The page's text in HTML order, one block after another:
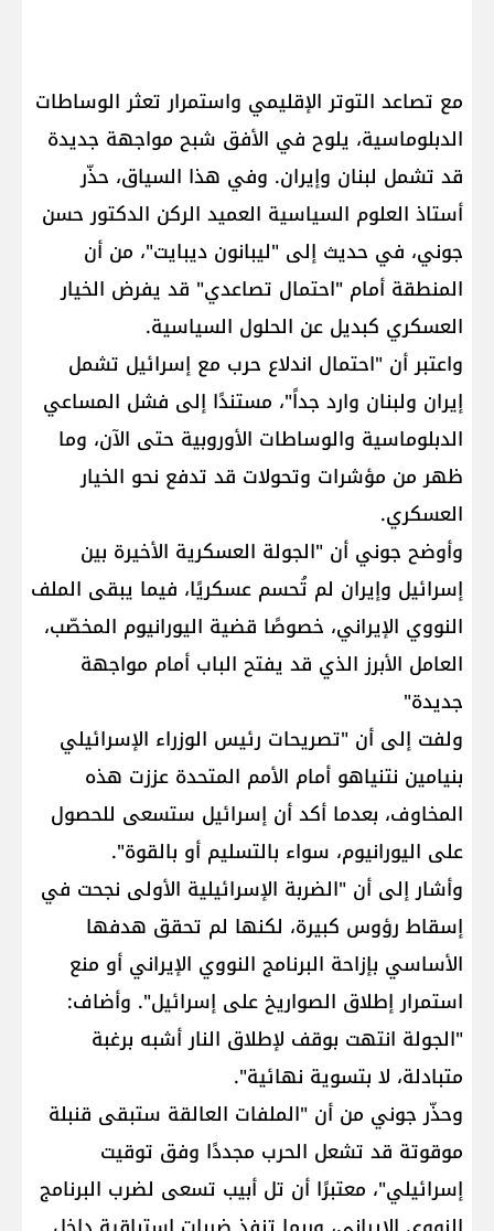
مع تصاعد التوتر الإقليمي واستمرار تعثر الوساطات
الدبلوماسية، يلوح في الأفق شبح مواجهة جديدة
قد تشمل لبنان وإيران. وفي هذا السياق، حذّر
أستاذ العلوم السياسية العميد الركن الدكتور حسن
جوني، في حديث إلى "ليبانون ديبايت"، من أن
المنطقة أمام "احتمال تصاعدي" قد يفرض الخيار
العسكري كبديل عن الحلول السياسية.
واعتبر أن "احتمال اندلاع حرب مع إسرائيل تشمل
إيران ولبنان وارد جداً"، مستندًا إلى فشل المساعي
الدبلوماسية والوساطات الأوروبية حتى الآن، وما
ظهر من مؤشرات وتحولات قد تدفع نحو الخيار
العسكري.
وأوضح جوني أن "الجولة العسكرية الأخيرة بين
إسرائيل وإيران لم تُحسم عسكريًا، فيما يبقى الملف
النووي الإيراني، خصوصًا قضية اليورانيوم المخصّب،
العامل الأبرز الذي قد يفتح الباب أمام مواجهة
جديدة"
ولفت إلى أن "تصريحات رئيس الوزراء الإسرائيلي
بنيامين نتنياهو أمام الأمم المتحدة عززت هذه
المخاوف، بعدما أكد أن إسرائيل ستسعى للحصول
على اليورانيوم، سواء بالتسليم أو بالقوة".
وأشار إلى أن "الضربة الإسرائيلية الأولى نجحت في
إسقاط رؤوس كبيرة، لكنها لم تحقق هدفها
الأساسي بإزاحة البرنامج النووي الإيراني أو منع
استمرار إطلاق الصواريخ على إسرائيل". وأضاف:
"الجولة انتهت بوقف لإطلاق النار أشبه برغبة
متبادلة، لا بتسوية نهائية".
وحذّر جوني من أن "الملفات العالقة ستبقى قنبلة
موقوتة قد تشعل الحرب مجددًا وفق توقيت
إسرائيلي"، معتبرًا أن تل أبيب تسعى لضرب البرنامج